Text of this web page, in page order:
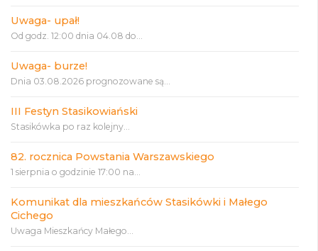
Uwaga- upał!
Od godz. 12:00 dnia 04.08 do...
Uwaga- burze!
Dnia 03.08.2026 prognozowane są...
III Festyn Stasikowiański
Stasikówka po raz kolejny...
82. rocznica Powstania Warszawskiego
1 sierpnia o godzinie 17:00 na...
Komunikat dla mieszkańców Stasikówki i Małego
Cichego
Uwaga Mieszkańcy Małego...